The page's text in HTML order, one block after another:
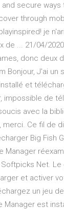
secure ways
through
je
de ... 21/04/2020
donc deux
Bonjour, J'ai un
et
impossible de
avec la
merci. Ce fil de
Big Fish
Manager
Net. Le
et activer
un jeu
Manager est